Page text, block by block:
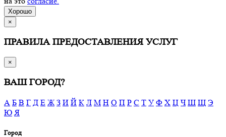
Хорошо
×
ПРАВИЛА ПРЕДОСТАВЛЕНИЯ УСЛУГ
×
ВАШ ГОРОД?
А Б В Г Д Е Ж З И Й К Л М Н О П Р С Т У Ф Х Ц Ч Ш Щ Э
Ю Я
Город